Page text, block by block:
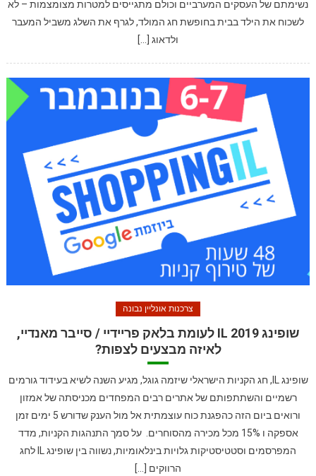
נשימתם של העסקים המערביים וכולם מתגייסים למטרות מצומצמות – לא
לשכוח את הילד בבית בחופשת חג המולד, לגרף את השלג משביל המעבר
ולדאוג […]
צרכנות אונליין נבונה
שופינג IL 2019 לעומת בלאק פריידיי / סייבר מאנדיי,
לאיזה מבצעים לצפות?
שופינג IL, חג הקניות הישראלי שיזמה גוגל, מגיע השנה לשיא בעידוד גורמים
רשמיים והשתתפותם של אתרים רבים המפחדים מכניסתה של אמזון
ורואים ביום הזה כהפגנת כוח עוצמתית אל מול הענק שדורש 5 ימים זמן
אספקה ו 15% מכל מכירה מהסוחרים. על סמך התנהגות הקניות, מדד
המפרסמים וסטטיסטיקות גלויות בינלאומיות, נשווה בין שופינג IL לחג
הרווקים […]